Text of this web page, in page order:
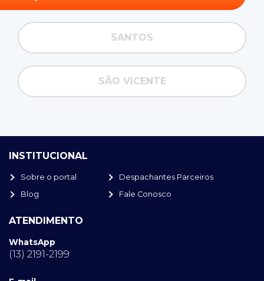
SANTOS
SÃO VICENTE
INSTITUCIONAL
Sobre o portal
Despachantes Parceiros
Blog
Fale Conosco
ATENDIMENTO
WhatsApp
(13) 2191-2199